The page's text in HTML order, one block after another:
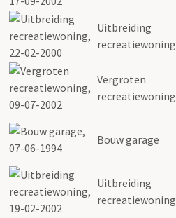
Uitbreiding
recreatiewoning
Vergroten
recreatiewoning
Bouw garage
Uitbreiding
recreatiewoning